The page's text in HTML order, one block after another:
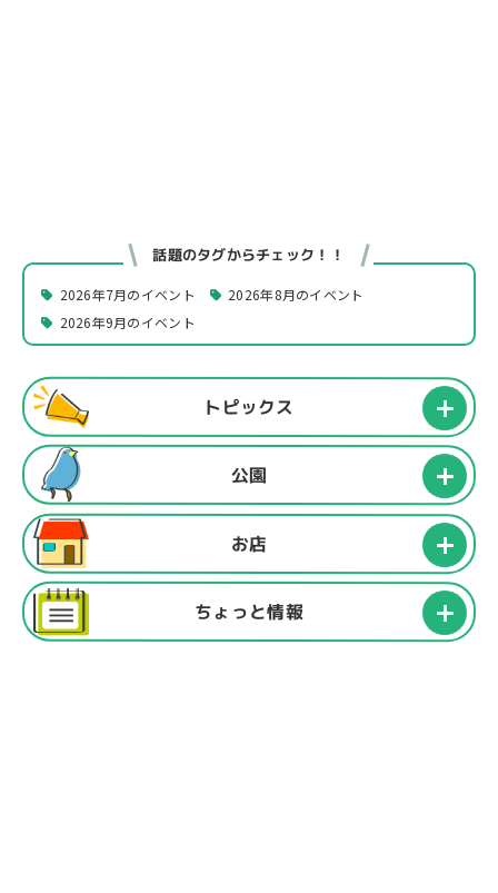
話題のタグからチェック！！
2026年7月のイベント
2026年8月のイベント
2026年9月のイベント
トピックス
公園
お店
ちょっと情報